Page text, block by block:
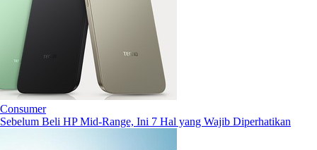
Consumer
Sebelum Beli HP Mid-Range, Ini 7 Hal yang Wajib Diperhatikan